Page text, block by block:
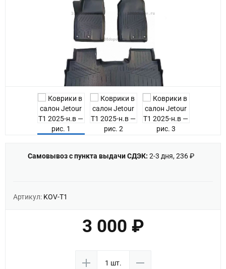
Previous
Самовывоз с пункта выдачи СДЭК: 2-3 дня, 236 ₽
Артикул: KOV-T1
3 000 ₽